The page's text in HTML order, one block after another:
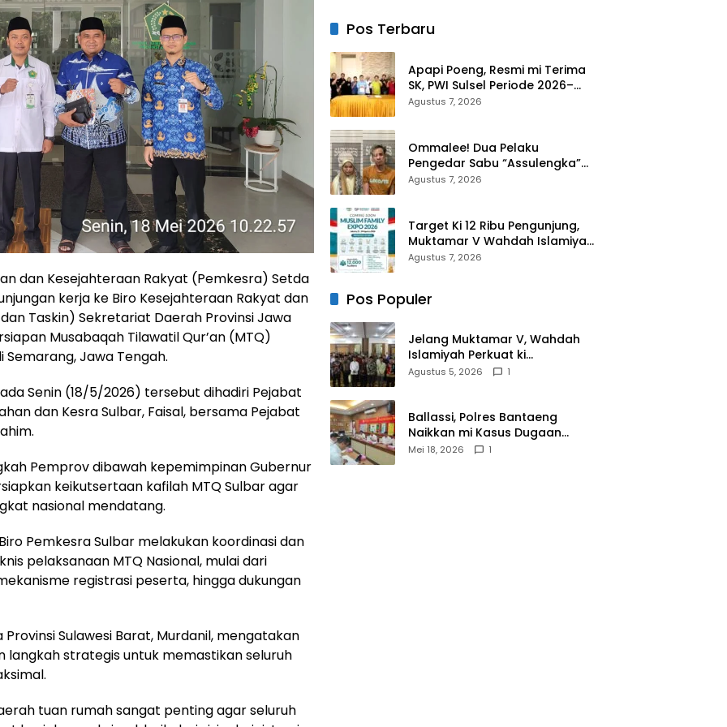
dan Kesejahteraan Rakyat (Pemkesra) Setda
kerja ke Biro Kesejahteraan Rakyat dan
Taskin) Sekretariat Daerah Provinsi Jawa
Musabaqah Tilawatil Qur’an (MTQ)
Jawa Tengah.
Senin (18/5/2026) tersebut dihadiri Pejabat
dan Kesra Sulbar, Faisal, bersama Pejabat
Pemprov dibawah kepemimpinan Gubernur
keikutsertaan kafilah MTQ Sulbar agar
nasional mendatang.
Pemkesra Sulbar melakukan koordinasi dan
pelaksanaan MTQ Nasional, mulai dari
registrasi peserta, hingga dukungan
Sulawesi Barat, Murdanil, mengatakan
strategis untuk memastikan seluruh
tuan rumah sangat penting agar seluruh
DPRD Wajo
Sambut
Hangat
Kunjungan
Silaturahmi
Kapolres
Wajo yang
Baru
Kepanikan
Menjadi
Revolusi
Berbasis RT
Apresiasi
Dari
Pos Terbaru
Apapi Poeng, Resmi mi Terima
SK, PWI Sulsel Periode 2026–
2031 Gelar Rapat Perdana
Agustus 7, 2026
Ommalee! Dua Pelaku
Pengedar Sabu “Assulengka”
Landing Dikandang Jeruji Polisi
Agustus 7, 2026
Target Ki 12 Ribu Pengunjung,
Muktamar V Wahdah Islamiyah
Hadirkan Bazar Halal dan
Agustus 7, 2026
Pos Populer
Jelang Muktamar V, Wahdah
Islamiyah Perkuat ki
Wasathiyah dan Kebangsaan
Agustus 5, 2026 1
Ballassi, Polres Bantaeng
Naikkan mi Kasus Dugaan
Korupsi PDAM ke Penyidikan
Mei 18, 2026 1